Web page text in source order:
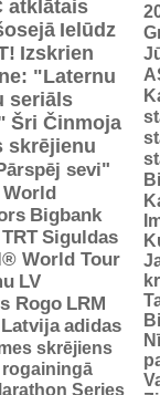
atklātais
Ielūdz
Izskrien
"Laternu
seriāls
Šri Činmoja
skrējienu
sevi"
Bigbank
TRT Siguldas
World Tour
LV
Rogo LRM
adidas
skrējiens
Series